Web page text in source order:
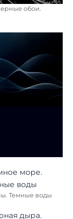
обои.
Темные воды